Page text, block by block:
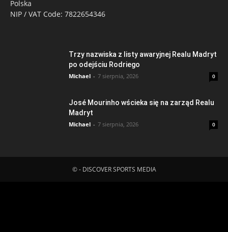
Polska
NIP / VAT Code: 7822654346
Trzy nazwiska z listy awaryjnej Realu Madryt
po odejściu Rodriego
Michael - 7 sierpnia, 2026 0
José Mourinho wścieka się na zarząd Realu
Madryt
Michael - 7 sierpnia, 2026 0
© - DISCOVER SPORTS MEDIA